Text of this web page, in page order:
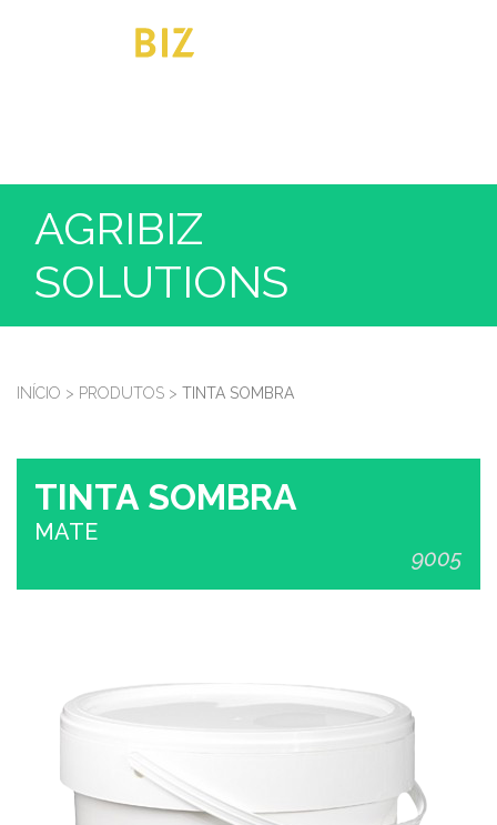
AGRIBIZ
SOLUTIONS
INÍCIO > PRODUTOS > TINTA SOMBRA
TINTA SOMBRA
MATE
9005